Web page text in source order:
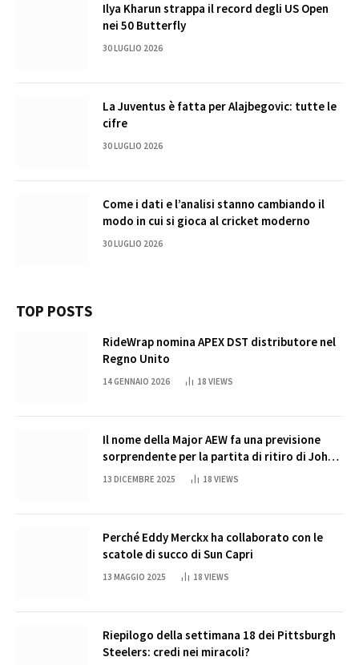
Ilya Kharun strappa il record degli US Open
nei 50 Butterfly
30 LUGLIO 2026
La Juventus è fatta per Alajbegovic: tutte le
cifre
30 LUGLIO 2026
Come i dati e l’analisi stanno cambiando il
modo in cui si gioca al cricket moderno
30 LUGLIO 2026
TOP POSTS
RideWrap nomina APEX DST distributore nel
Regno Unito
14 GENNAIO 2026 18 VIEWS
Il nome della Major AEW fa una previsione
sorprendente per la partita di ritiro di John
Cena
13 DICEMBRE 2025 18 VIEWS
Perché Eddy Merckx ha collaborato con le
scatole di succo di Sun Capri
13 MAGGIO 2025 18 VIEWS
Riepilogo della settimana 18 dei Pittsburgh
Steelers: credi nei miracoli?